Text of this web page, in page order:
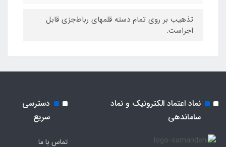
تذهیب بر روی تمام دسته قلمهای رباط‌جزی قابل
اجراست.
نماد اعتماد الکترونیک و نماد
ساماندهی
دسترسی
سریع
تماس با ما